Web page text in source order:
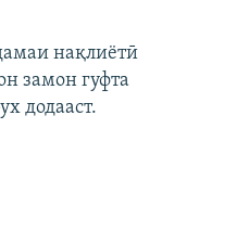
нақлиётӣ
замон гуфта
додааст.